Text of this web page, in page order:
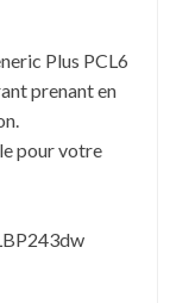
Plus PCL6
prenant en
pour votre